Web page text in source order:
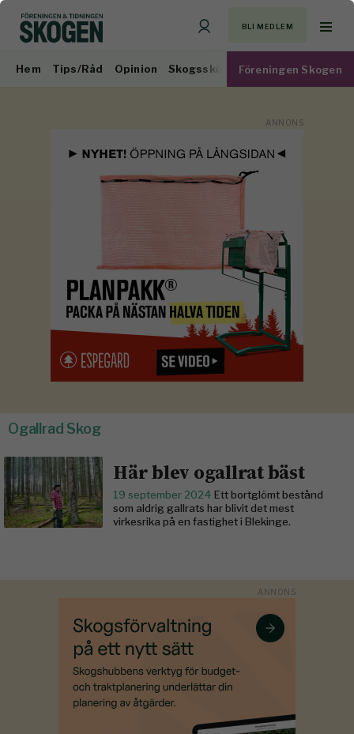
BLI MEDLEM
Hem Tips/Råd Opinion Skogsskötsel Virkesmarknad
Föreningen Skogen
Ogallrad Skog
Här blev ogallrat bäst
19 september 2024 Ett bortglömt bestånd
som aldrig gallrats har blivit det mest
virkesrika på en fastighet i Blekinge.